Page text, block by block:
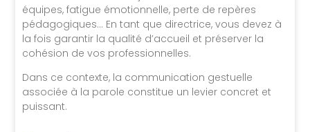
équipes, fatigue émotionnelle, perte de repères
pédagogiques… En tant que directrice, vous devez à
la fois garantir la qualité d’accueil et préserver la
cohésion de vos professionnelles.
Dans ce contexte, la communication gestuelle
associée à la parole constitue un levier concret et
puissant.